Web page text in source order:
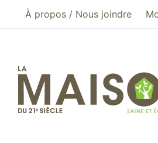
Aller au menu principal
Aller au contenu principal
À propos / Nous joindre